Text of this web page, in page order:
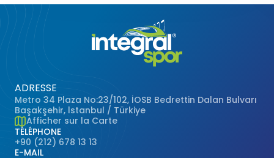
ADRESSE
Metro 34 Plaza No:23/102, İOSB Bedrettin Dalan Bulvarı
Başakşehir, İstanbul / Türkiye
Afficher sur la Carte
TÉLÉPHONE
+90 (212) 678 13 13
E-MAIL